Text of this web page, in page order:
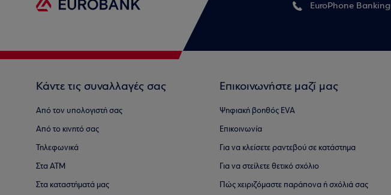
EuroPhone Banking
Κάντε τις συναλλαγές σας
Από τον υπολογιστή σας
Από το κινητό σας
Τηλεφωνικά
Στα ΑΤΜ
Στα καταστήματά μας
Επικοινωνήστε μαζί μας
Ψηφιακή βοηθός EVA
Επικοινωνία
Για να κλείσετε ραντεβού σε κατάστημα
Για να στείλετε θετικό σχόλιο
Πώς χειριζόμαστε παράπονα ή σχόλιά σας